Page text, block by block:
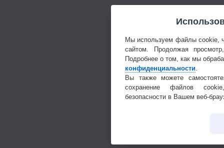
Мы используем файлы cookie,
сайтом. Продолжая
Подробнее о том, как мы
конфиденциальности
Вы также можете
сохранение файлов
безопасности в Вашем веб-